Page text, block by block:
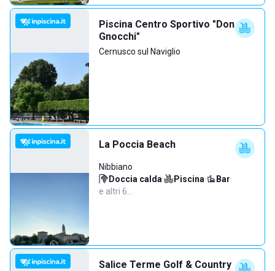
Piscina Centro Sportivo "Don
Gnocchi"
Cernusco sul Naviglio
La Poccia Beach
Nibbiano
Doccia calda· Piscina· Bar·
e altri 6…
Salice Terme Golf & Country